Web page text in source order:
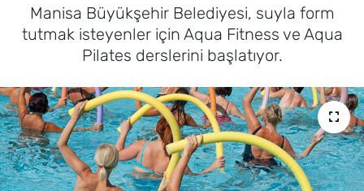
Manisa Büyükşehir Belediyesi, suyla form
tutmak isteyenler için Aqua Fitness ve Aqua
Pilates derslerini başlatıyor.
EĞİTİM
YAŞAM
MAGAZİN
Tüm Manşetler
Haber Arşivi